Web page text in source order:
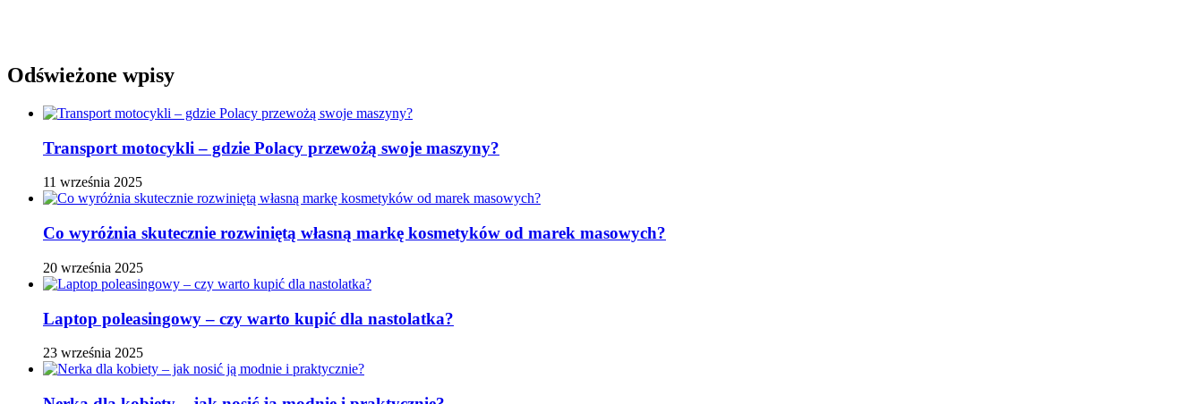
Odświeżone wpisy
Transport motocykli – gdzie Polacy przewożą swoje maszyny?
11 września 2025
Co wyróżnia skutecznie rozwiniętą własną markę kosmetyków od marek masowych?
20 września 2025
Laptop poleasingowy – czy warto kupić dla nastolatka?
23 września 2025